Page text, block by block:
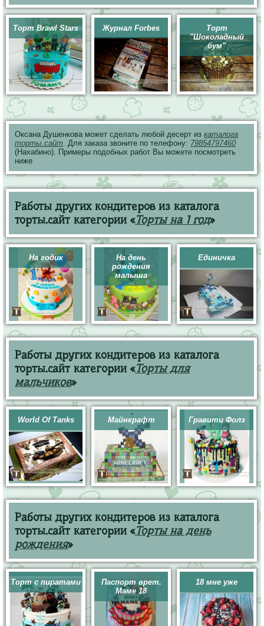
Торт Brawl Stars Журнал Forbes
Торт
"Шоколадный
бум"
Оксана Душенкова может сделать любой десерт из каталога
торты.сайт . Для заказа звоните по телефону: 79854797460
(Нахабино). Примеры подобных работ Вы можете посмотреть
ниже
Работы других кондитеров из каталога
торты.сайт категории «Торты на 1 год»
На годик
На день
рождения
малыша
Единичка
Работы других кондитеров из каталога
торты.сайт категории «Торты для
мальчиков»
World Of Tanks Майнкрафт Гравити Фолз
Работы других кондитеров из каталога
торты.сайт категории «Торты на день
рождения»
Торт с пиратами
Паспорт врет.
Маме 18
18 мне уже